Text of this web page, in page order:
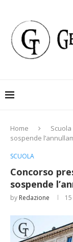
Home Scuola
sospende
SCUOLA
Concorso
sospende
by Redazione